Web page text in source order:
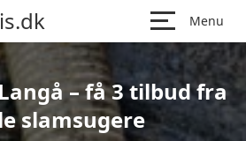
Menu
– få 3 tilbud fra
slamsugere